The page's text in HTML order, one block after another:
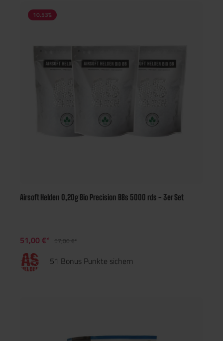
10.53%
Airsoft Helden 0,20g Bio Precision BBs 5000 rds - 3er Set
51,00 €* 57,00 €*
51 Bonus Punkte sichern